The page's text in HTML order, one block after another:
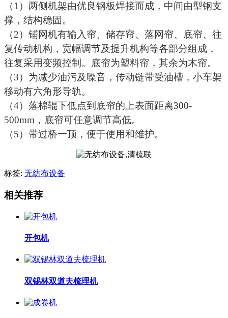
（1）两侧机架由优良钢板焊接而成，中间由型钢支
撑，结构稳固。
（2）铺网机有输入帘、储存帘、落网帘、底帘、往
复传动机构，宽幅调节及提升机构等各部分组成，
往复采用变频控制。底帘为塑料帘，其余为木帘。
（3）为减少油污及噪音，传动链带受油槽，小车架
移动有六角形导轨。
（4）落棉辊下低点到底帘的上表面距离300-
500mm，底帘可任意调节高低。
（5）带过桥一顶，便于使用和维护。
标签: 无纺布设备
相关推荐
开包机
双锡林双道夫梳理机